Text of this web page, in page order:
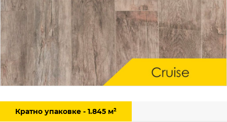
Кратно упаковке - 1.845 м²